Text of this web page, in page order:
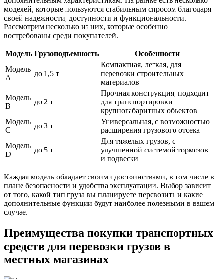
моделей, которые пользуются стабильным спросом благодаря
своей надежности, доступности и функциональности.
Рассмотрим несколько из них, которые особенно
востребованы среди покупателей.
Модель Грузоподъемность
Особенности
Модель
A
до 1,5 т
Компактная, легкая, для
перевозки строительных
материалов
Модель
B
до 2 т
Прочная конструкция, подходит
для транспортировки
крупногабаритных объектов
Модель
C
до 3 т
Универсальная, с возможностью
расширения грузового отсека
Модель
D
до 5 т
Для тяжелых грузов, с
улучшенной системой тормозов
и подвески
Каждая модель обладает своими достоинствами, в том числе в
плане безопасности и удобства эксплуатации. Выбор зависит
от того, какой тип груза вы планируете перевозить и какие
дополнительные функции будут наиболее полезными в вашем
случае.
Преимущества покупки транспортных
средств для перевозки грузов в
местных магазинах